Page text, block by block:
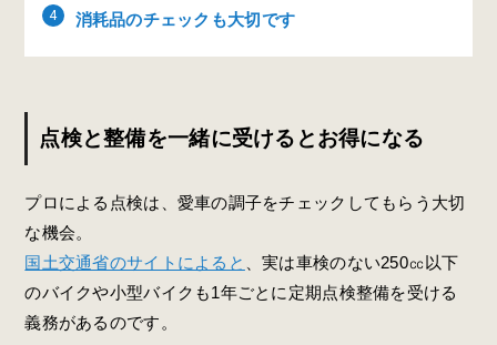
消耗品のチェックも大切です
点検と整備を一緒に受けるとお得になる
プロによる点検は、愛車の調子をチェックしてもらう大切
な機会。
国土交通省のサイトによると
、実は車検のない250㏄以下
のバイクや小型バイクも1年ごとに定期点検整備を受ける
義務があるのです。